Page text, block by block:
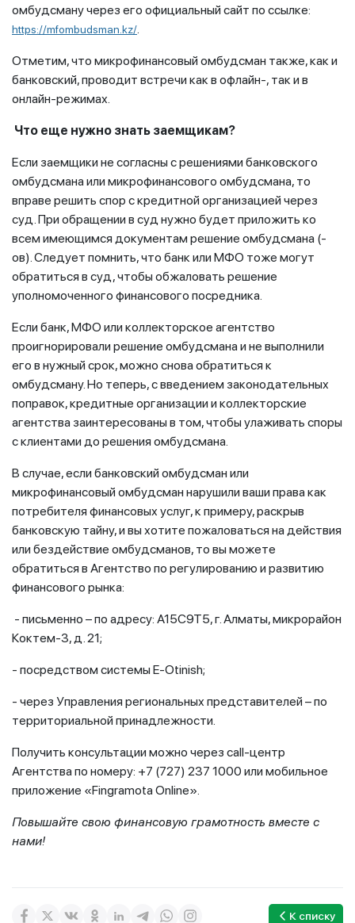
омбудсману через его официальный сайт по ссылке:
https://mfombudsman.kz/.
Отметим, что микрофинансовый омбудсман также, как и
банковский, проводит встречи как в офлайн-, так и в
онлайн-режимах.
Что еще нужно знать заемщикам?
Если заемщики не согласны с решениями банковского
омбудсмана или микрофинансового омбудсмана, то
вправе решить спор с кредитной организацией через
суд. При обращении в суд нужно будет приложить ко
всем имеющимся документам решение омбудсмана (-
ов). Следует помнить, что банк или МФО тоже могут
обратиться в суд, чтобы обжаловать решение
уполномоченного финансового посредника.
Если банк, МФО или коллекторское агентство
проигнорировали решение омбудсмана и не выполнили
его в нужный срок, можно снова обратиться к
омбудсману. Но теперь, с введением законодательных
поправок, кредитные организации и коллекторские
агентства заинтересованы в том, чтобы улаживать споры
с клиентами до решения омбудсмана.
В случае, если банковский омбудсман или
микрофинансовый омбудсман нарушили ваши права как
потребителя финансовых услуг, к примеру, раскрыв
банковскую тайну, и вы хотите пожаловаться на действия
или бездействие омбудсманов, то вы можете
обратиться в Агентство по регулированию и развитию
финансового рынка:
- письменно – по адресу: А15С9Т5, г. Алматы, микрорайон
Коктем-3, д. 21;
- посредством системы E-Otinish;
- через Управления региональных представителей – по
территориальной принадлежности.
Получить консультации можно через call-центр
Агентства по номеру: +7 (727) 237 1000 или мобильное
приложение «Fingramota Online».
Повышайте свою финансовую грамотность вместе с
нами!
К списку